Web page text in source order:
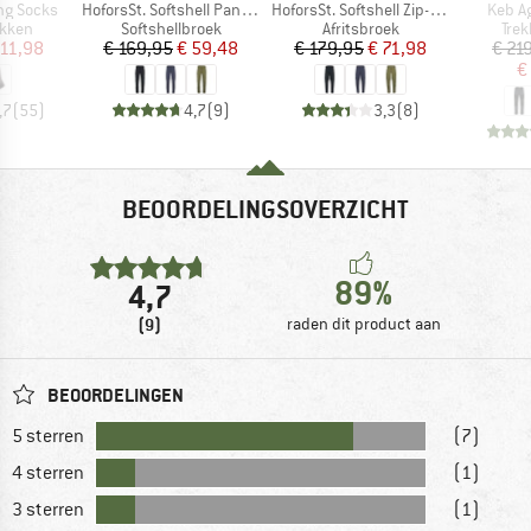
Socks
prijs
(55)
Artikel
HoforsSt. Softshell Pants Light
Productgroep
Softshellbroek
Prijs
€ 169,95Verlaagde prijs
€ 59,48
4,7(9)
Artikel
HoforsSt. Softshell Zip-Off Pants Light
Productgroep
Afritsbroek
Prijs
€ 179,95Verlaagde prijs
€ 71,98
3,3(8)
Artikel
Keb
€
€
BEOORDELINGSOVERZICHT
4,7
(9)
89%
raden dit product aan
BEOORDELINGEN
5 sterren
(7)
4 sterren
(1)
3 sterren
(1)